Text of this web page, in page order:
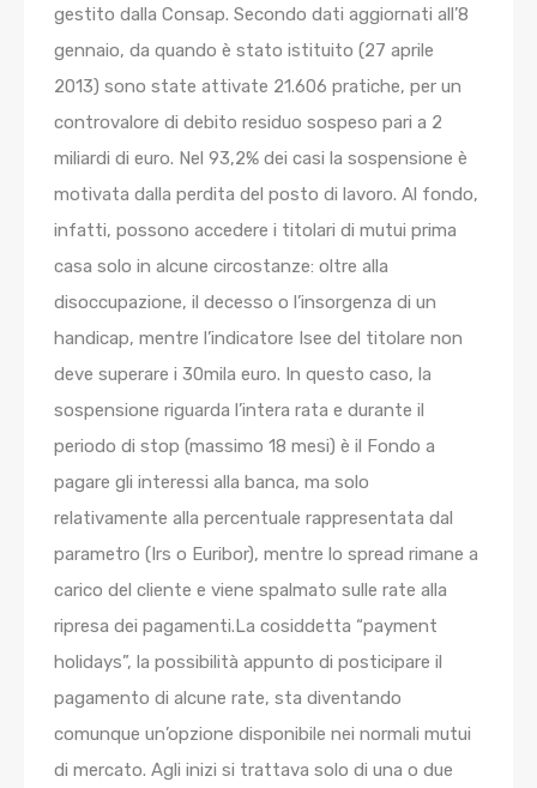
gestito dalla Consap. Secondo dati aggiornati all’8
gennaio, da quando è stato istituito (27 aprile
2013) sono state attivate 21.606 pratiche, per un
controvalore di debito residuo sospeso pari a 2
miliardi di euro. Nel 93,2% dei casi la sospensione è
motivata dalla perdita del posto di lavoro. Al fondo,
infatti, possono accedere i titolari di mutui prima
casa solo in alcune circostanze: oltre alla
disoccupazione, il decesso o l’insorgenza di un
handicap, mentre l’indicatore Isee del titolare non
deve superare i 30mila euro. In questo caso, la
sospensione riguarda l’intera rata e durante il
periodo di stop (massimo 18 mesi) è il Fondo a
pagare gli interessi alla banca, ma solo
relativamente alla percentuale rappresentata dal
parametro (Irs o Euribor), mentre lo spread rimane a
carico del cliente e viene spalmato sulle rate alla
ripresa dei pagamenti.La cosiddetta “payment
holidays”, la possibilità appunto di posticipare il
pagamento di alcune rate, sta diventando
comunque un’opzione disponibile nei normali mutui
di mercato. Agli inizi si trattava solo di una o due